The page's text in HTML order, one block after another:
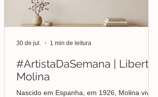
#ArtistaDaSemana | Liberto
Molina
Nascido em Espanha, em 1926, Molina viveu
30 de jul. 1 min de leitura